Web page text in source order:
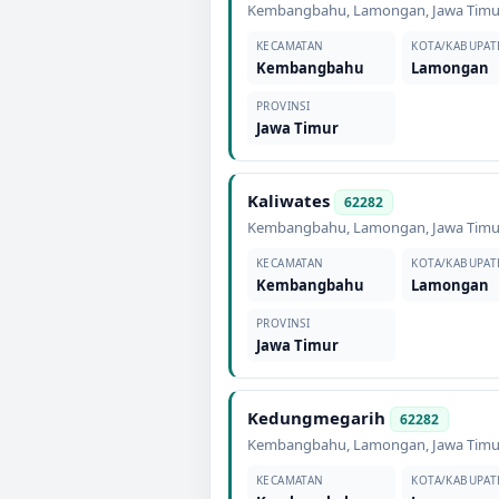
Kembangbahu, Lamongan, Jawa
KECAMATAN
Kembangbahu
KOTA/
Lamongan
PROVINSI
Jawa Timur
Kaliwates 62282
Kembangbahu, Lamongan, Jawa
KECAMATAN
Kembangbahu
KOTA/
Lamongan
PROVINSI
Jawa Timur
Kedungmegarih 62282
Kembangbahu, Lamongan, Jawa
KECAMATAN KOTA/